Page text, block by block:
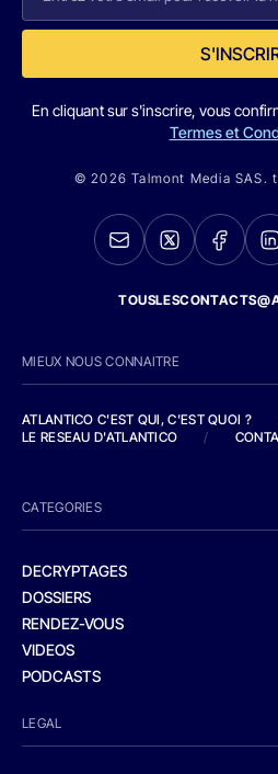
En cliquant sur s'inscrire, vous
Termes et
© 2026 Talmont Media SAS.
MIEUX NOUS CONNAITRE
ATLANTICO C'EST QUI, C'EST QUOI ?
LE RESEAU D'ATLANTICO
/
CATEGORIES
DECRYPTAGES
DOSSIERS
RENDEZ-VOUS
VIDEOS
PODCASTS
LEGAL